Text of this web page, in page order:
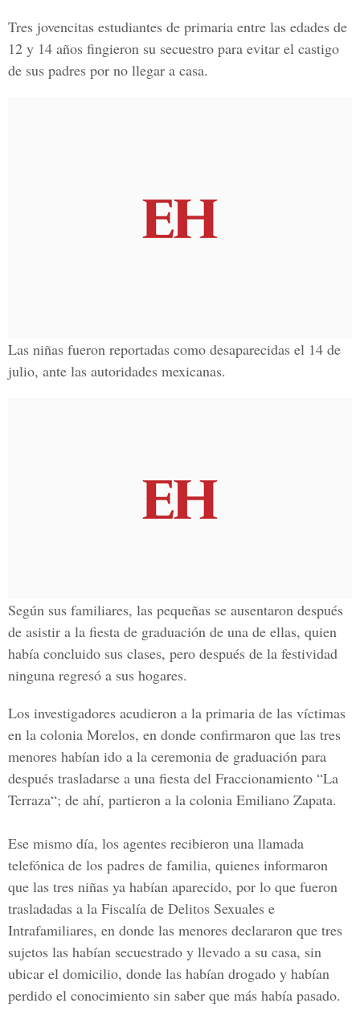
Tres jovencitas estudiantes de primaria entre las edades de
12 y 14 años fingieron su secuestro para evitar el castigo
de sus padres por no llegar a casa.
Las niñas fueron reportadas como desaparecidas el 14 de
julio, ante las autoridades mexicanas.
Según sus familiares, las pequeñas se ausentaron después
de asistir a la fiesta de graduación de una de ellas, quien
había concluido sus clases, pero después de la festividad
ninguna regresó a sus hogares.
Los investigadores acudieron a la primaria de las víctimas
en la colonia Morelos, en donde confirmaron que las tres
menores habían ido a la ceremonia de graduación para
después trasladarse a una fiesta del Fraccionamiento “La
Terraza“; de ahí, partieron a la colonia Emiliano Zapata.
Ese mismo día, los agentes recibieron una llamada
telefónica de los padres de familia, quienes informaron
que las tres niñas ya habían aparecido, por lo que fueron
trasladadas a la Fiscalía de Delitos Sexuales e
Intrafamiliares, en donde las menores declararon que tres
sujetos las habían secuestrado y llevado a su casa, sin
ubicar el domicilio, donde las habían drogado y habían
perdido el conocimiento sin saber que más había pasado.